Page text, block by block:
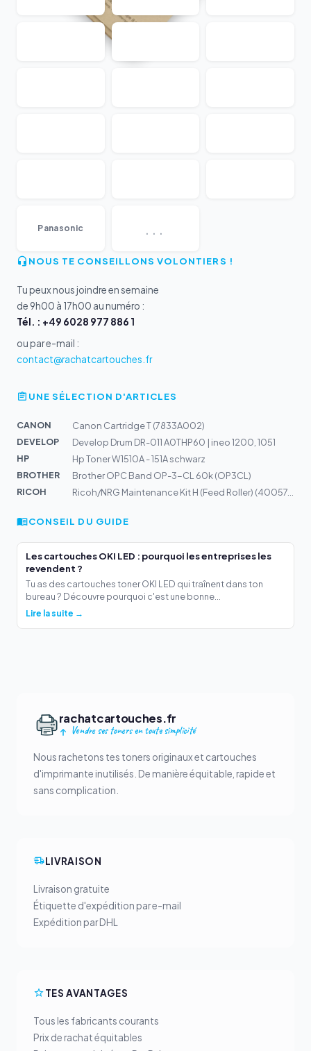
Panasonic ...
NOUS TE CONSEILLONS VOLONTIERS !
Tu peux nous joindre en semaine
de 9h00 à 17h00 au numéro :
Tél. : +49 6028 977 886 1
ou par e-mail :
contact@rachatcartouches.fr
UNE SÉLECTION D'ARTICLES
CANON
Canon Cartridge T (7833A002)
DEVELOP
Develop Drum DR-011 A0THP60 | ineo 1200, 1051
HP
Hp Toner W1510A - 151A schwarz
BROTHER
Brother OPC Band OP-3-CL 60k (OP3CL)
RICOH
CONSEIL DU GUIDE
Les cartouches OKI LED : pourquoi les entreprises les
revendent ?
Tu as des cartouches toner OKI LED qui traînent dans ton
bureau ? Découvre pourquoi c'est une bonne...
Lire la suite →
rachatcartouches.fr
Vendre ses toners en toute simplicité
Nous rachetons tes toners originaux et cartouches
d'imprimante inutilisés. De manière équitable, rapide et
sans complication.
LIVRAISON
Livraison gratuite
Étiquette d'expédition par e-mail
Expédition par DHL
TES AVANTAGES
Tous les fabricants courants
Prix de rachat équitables